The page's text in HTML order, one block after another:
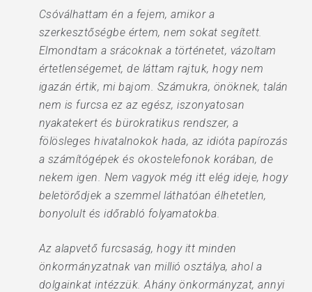
Csóválhattam én a fejem, amikor a
szerkesztőségbe értem, nem sokat segített.
Elmondtam a srácoknak a történetet, vázoltam
értetlenségemet, de láttam rajtuk, hogy nem
igazán értik, mi bajom. Számukra, önöknek, talán
nem is furcsa ez az egész, iszonyatosan
nyakatekert és bürokratikus rendszer, a
fölösleges hivatalnokok hada, az idióta papírozás
a számítógépek és okostelefonok korában, de
nekem igen. Nem vagyok még itt elég ideje, hogy
beletörődjek a szemmel láthatóan élhetetlen,
bonyolult és időrabló folyamatokba.
Az alapvető furcsaság, hogy itt minden
önkormányzatnak van millió osztálya, ahol a
dolgainkat intézzük. Ahány önkormányzat, annyi